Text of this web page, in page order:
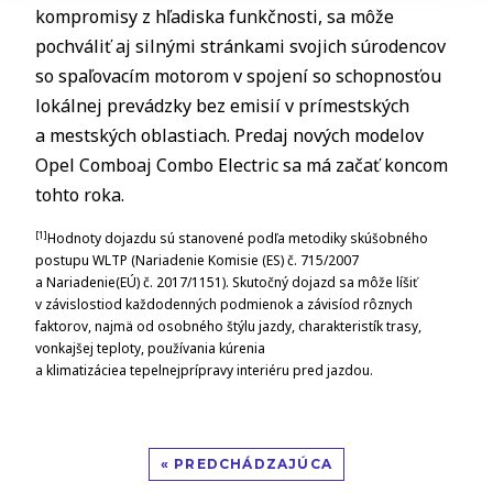
kompromisy z hľadiska funkčnosti, sa môže
pochváliť aj silnými stránkami svojich súrodencov
so spaľovacím motorom v spojení so schopnosťou
lokálnej prevádzky bez emisií v prímestských
a mestských oblastiach. Predaj nových modelov
Opel Comboaj Combo Electric sa má začať koncom
tohto roka.
[1]Hodnoty dojazdu sú stanovené podľa metodiky skúšobného
postupu WLTP (Nariadenie Komisie (ES) č. 715/2007
a Nariadenie(EÚ) č. 2017/1151). Skutočný dojazd sa môže líšiť
v závislostiod každodenných podmienok a závisíod rôznych
faktorov, najmä od osobného štýlu jazdy, charakteristík trasy,
vonkajšej teploty, používania kúrenia
a klimatizáciea tepelnejprípravy interiéru pred jazdou.
« PREDCHÁDZAJÚCA